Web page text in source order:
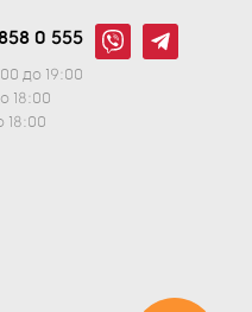
0 555
до 19:00
18:00
18:00